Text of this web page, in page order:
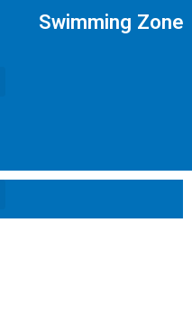
Swimming Zone